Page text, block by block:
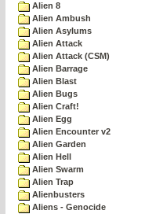
Alien 8
Alien Ambush
Alien Asylums
Alien Attack
Alien Attack (CSM)
Alien Barrage
Alien Blast
Alien Bugs
Alien Craft!
Alien Egg
Alien Encounter v2
Alien Garden
Alien Hell
Alien Swarm
Alien Trap
Alienbusters
Aliens - Genocide